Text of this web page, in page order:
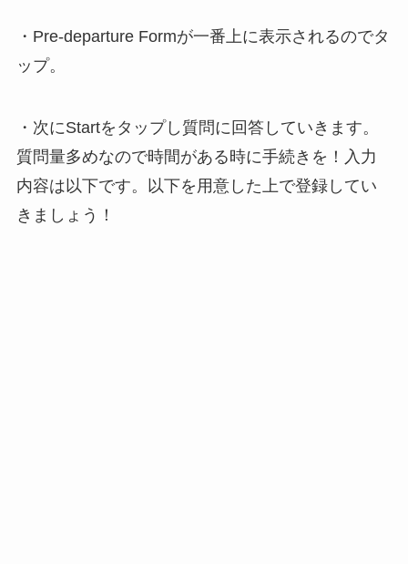
・Pre-departure Formが一番上に表示されるのでタ
ップ。
・次にStartをタップし質問に回答していきます。
質問量多めなので時間がある時に手続きを！入力
内容は以下です。以下を用意した上で登録してい
きましょう！